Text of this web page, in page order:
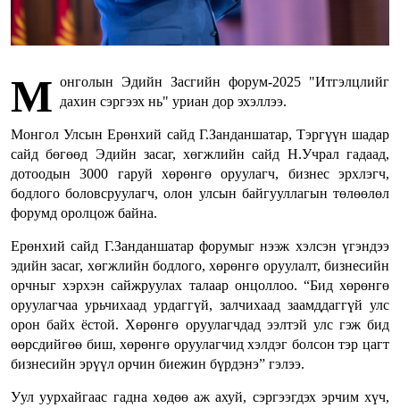
М онголын Эдийн Засгийн форум-2025 "Итгэлцлийг
дахин сэргээх нь" уриан дор эхэллээ.
Монгол Улсын Ерөнхий сайд Г.Занданшатар, Тэргүүн шадар
сайд бөгөөд Эдийн засаг, хөгжлийн сайд Н.Учрал гадаад,
дотоодын 3000 гаруй хөрөнгө оруулагч, бизнес эрхлэгч,
бодлого боловсруулагч, олон улсын байгууллагын төлөөлөл
форумд оролцож байна.
Ерөнхий сайд Г.Занданшатар форумыг нээж хэлсэн үгэндээ
эдийн засаг, хөгжлийн бодлого, хөрөнгө оруулалт, бизнесийн
орчныг хэрхэн сайжруулах талаар онцоллоо. “Бид хөрөнгө
оруулагчаа урьчихаад урдаггүй, залчихаад заамддаггүй улс
орон байх ёстой. Хөрөнгө оруулагчдад ээлтэй улс гэж бид
өөрсдийгөө биш, хөрөнгө оруулагчид хэлдэг болсон тэр цагт
бизнесийн эрүүл орчин биежин бүрдэнэ” гэлээ.
Уул уурхайгаас гадна хөдөө аж ахуй, сэргээгдэх эрчим хүч,